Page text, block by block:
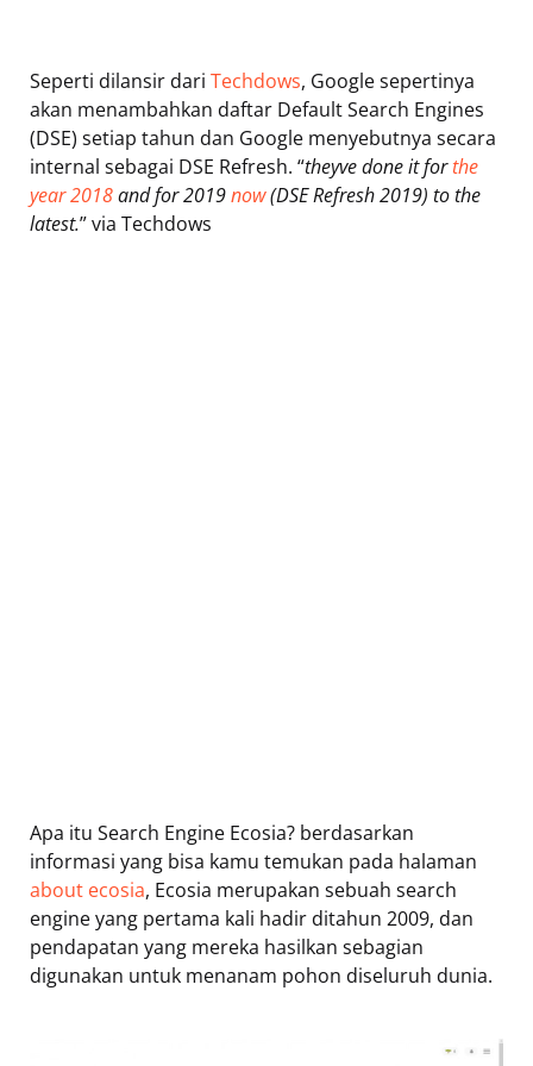
Seperti dilansir dari Techdows, Google sepertinya
akan menambahkan daftar Default Search Engines
(DSE) setiap tahun dan Google menyebutnya secara
internal sebagai DSE Refresh. “theyve done it forthe
year 2018and for 2019now(DSE Refresh 2019) to the
latest.” via Techdows
Apa itu Search Engine Ecosia? berdasarkan
informasi yang bisa kamu temukan pada halaman
about ecosia, Ecosia merupakan sebuah search
engine yang pertama kali hadir ditahun 2009, dan
pendapatan yang mereka hasilkan sebagian
digunakan untuk menanam pohon diseluruh dunia.